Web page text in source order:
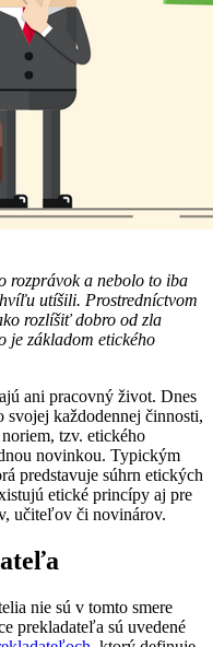
rozprávok a nebolo to iba
utíšili. Prostredníctvom
rozlíšiť dobro od zla
je základom etického
ani pracovný život. Dnes
každodennej činnosti,
tzv. etického
novinkou. Typickým
predstavuje súhrn etických
etické princípy aj pre
učiteľov či novinárov.
nie sú v tomto smere
prekladateľa sú uvedené